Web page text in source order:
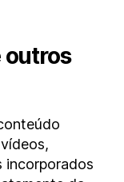
outros
incorporados